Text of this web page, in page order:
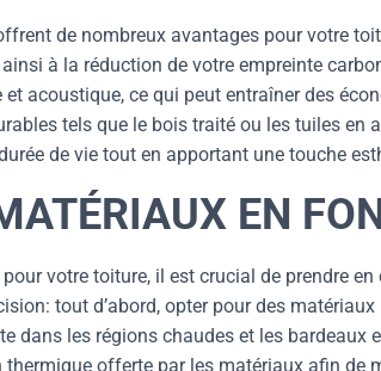
de nombreux avantages pour votre
à la réduction de votre empreinte
acoustique, ce qui peut entraîner des
tels que le bois traité ou les tuiles en
de vie tout en apportant une touche
EN
pour votre toiture, il est crucial de prendre en
tout d’abord, opter pour des
dans les régions chaudes et les bardeaux
thermique offerte par les matériaux afin de